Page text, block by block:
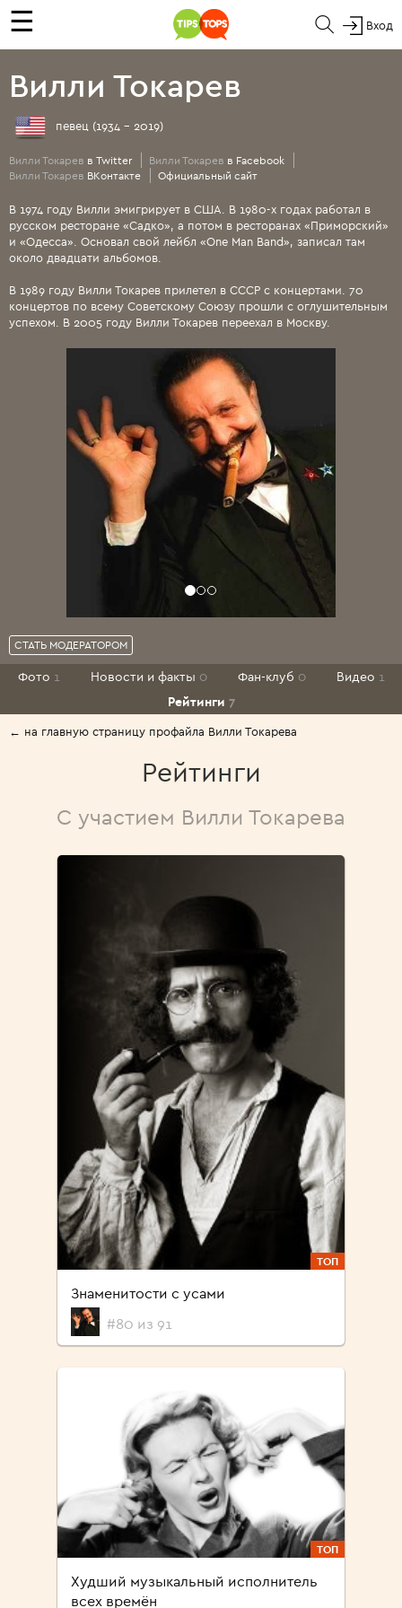
☰ Вход
Вилли Токарев
певец (1934 - 2019)
Вилли Токарев в Twitter Вилли Токарев в Facebook
Вилли Токарев ВКонтакте Официальный сайт
В 1974 году Вилли эмигрирует в США. В 1980-х годах работал в
русском ресторане «Садко», а потом в ресторанах «Приморский»
и «Одесса». Основал свой лейбл «One Man Band», записал там
около двадцати альбомов.
В 1989 году Вилли Токарев прилетел в СССР с концертами. 70
концертов по всему Советскому Союзу прошли с оглушительным
успехом. В 2005 году Вилли Токарев переехал в Москву.
СТАТЬ МОДЕРАТОРОМ
Фото 1 Новости и факты 0 Фан-клуб 0 Видео 1
Рейтинги 7
← на главную страницу профайла Вилли Токарева
Рейтинги
С участием Вилли Токарева
ТОП
Знаменитости с усами
#80 из 91
ТОП
Худший музыкальный исполнитель
всех времён